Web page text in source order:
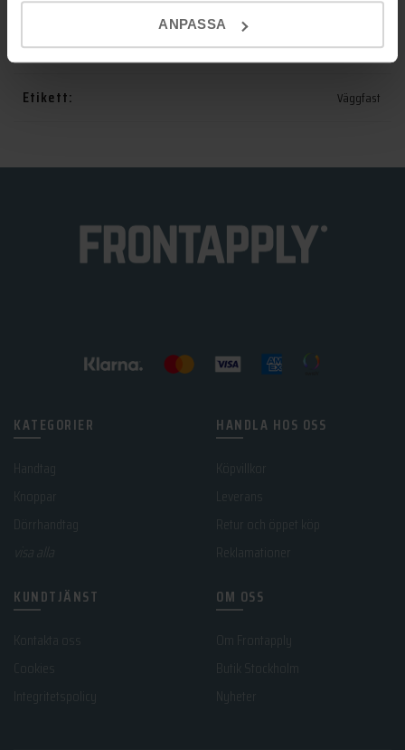
ANPASSA
Kategorier: Badrumsinredning,Krokar
Etikett: Väggfast
KATEGORIER
Handtag
Dörrhandtag
HANDLA HOS OSS
Retur och öppet köp
Reklamationer
KUNDTJÄNST
Kontakta oss
Integritetspolicy
OM OSS
Om Frontapply
Butik Stockholm
Nyheter